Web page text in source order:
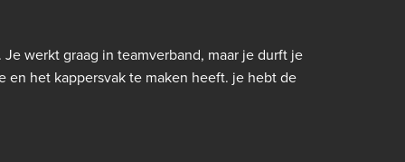
werkt graag in teamverband, maar je durft je
het kappersvak te maken heeft. je hebt de